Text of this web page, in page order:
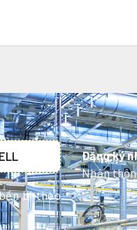
bỉ theo
Đăng ký
Nhận